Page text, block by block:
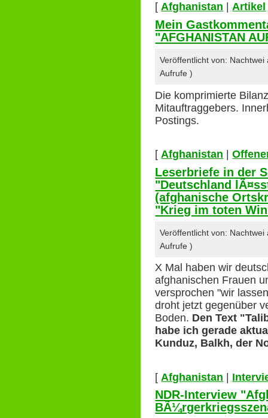
[Afghanistan |Artikel
Mein
"AFGHANISTAN
Veröffentlicht von:
Aufrufe )
Die komprimierte
Mitauftraggebers.
Postings.
[ Afghanistan |
Leserbriefe in der
"Deutschland
(afghanische
"Krieg im toten
Veröffentlicht von:
Aufrufe )
X Mal haben wir
afghanischen Frauen
versprochen "wir
droht jetzt gegenüber
Boden. Den Text
habe ich gerade
Kunduz, Balkh, der
[ Afghanistan |
NDR-Interview